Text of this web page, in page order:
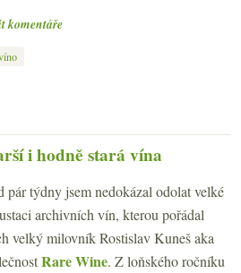
komentáře
i hodně stará vína
pár týdny jsem nedokázal odolat velké
archivních vín, kterou pořádal
velký milovník Rostislav Kuneš aka
Rare Wine. Z loňského ročníku